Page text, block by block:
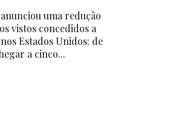
uma redução
vistos concedidos a
Estados Unidos: de
a cinco...